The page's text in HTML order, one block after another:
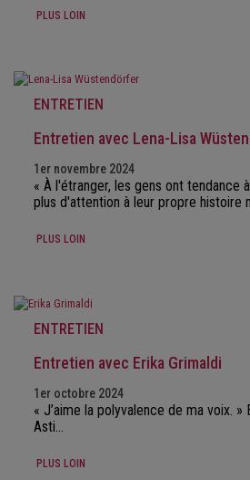
PLUS LOIN
ENTRETIEN
Entretien avec Lena-Lisa
1er novembre 2024
« À l'étranger, les gens ont tendance
plus d'attention à leur propre histoire
PLUS LOIN
ENTRETIEN
Entretien avec Erika Grimaldi
1er octobre 2024
« J’aime la polyvalence de ma voix. »
Asti…
PLUS LOIN